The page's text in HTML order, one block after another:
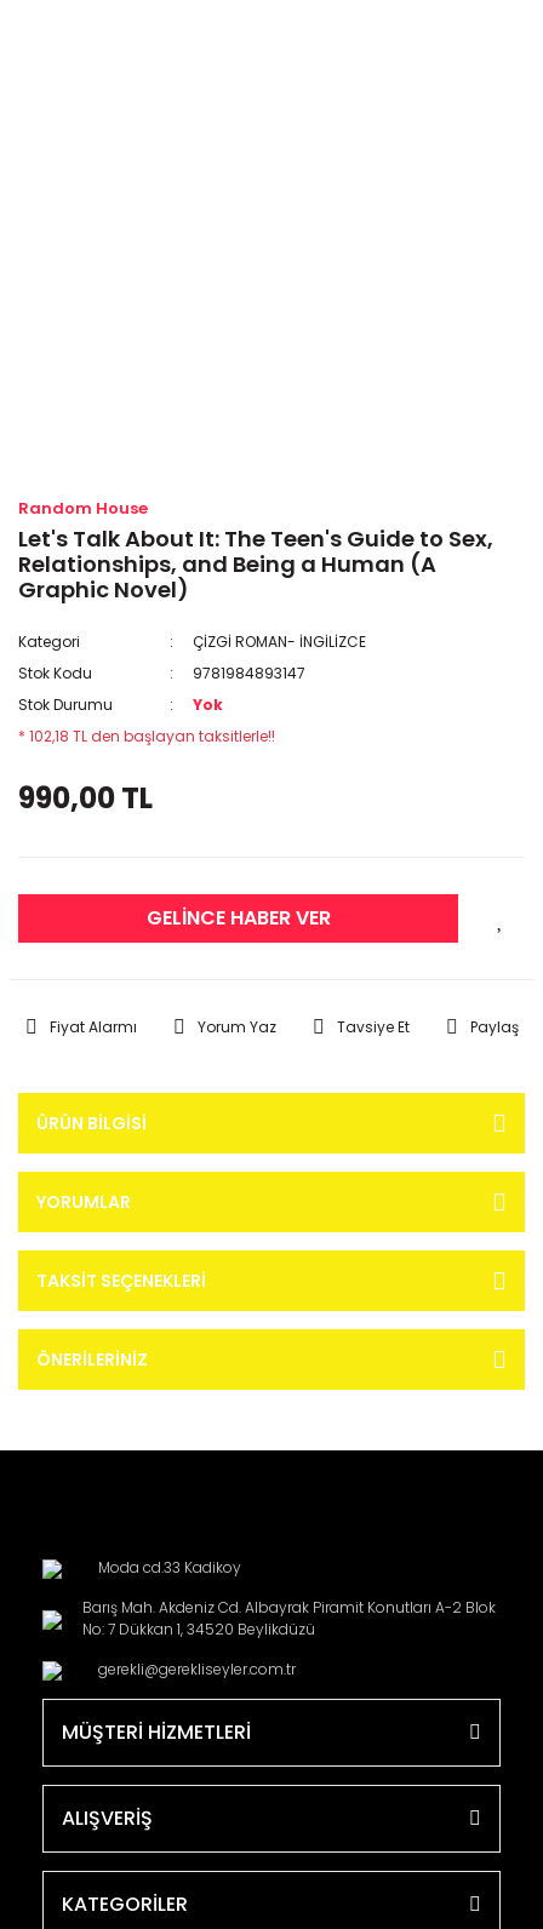
Random House
Let's Talk About It: The Teen's Guide to Sex,
Relationships, and Being a Human (A
Graphic Novel)
Kategori
ÇİZGİ ROMAN- İNGİLİZCE
Stok Kodu
9781984893147
Stok Durumu
Yok
* 102,18 TL den başlayan taksitlerle!!
990,00 TL
GELİNCE HABER VER
Fiyat Alarmı Yorum Yaz Tavsiye Et Paylaş
ÜRÜN BILGISI
YORUMLAR
TAKSIT SEÇENEKLERI
ÖNERILERINIZ
Moda cd.33 Kadikoy
Barış Mah. Akdeniz Cd. Albayrak Piramit Konutları A-2 Blok
No: 7 Dükkan 1, 34520 Beylikdüzü
gerekli@gerekliseyler.com.tr
MÜŞTERİ HİZMETLERİ
ALIŞVERİŞ
KATEGORİLER